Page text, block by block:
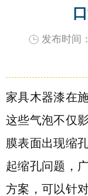
发布时间
家具木器漆在
这些气泡不仅
膜表面出现缩
起缩孔问题，
方案 ，可以针